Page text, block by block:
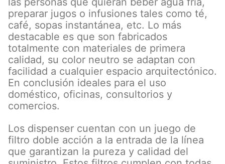
preparar jugos o infusiones tales como té,
café, sopas instantánea, etc. Lo más
destacable es que son fabricados
totalmente con materiales de primera
calidad, su color neutro se adaptan con
facilidad a cualquier espacio arquitectónico.
En conclusión ideales para el uso
doméstico, oficinas, consultorios y
comercios.
Los dispenser cuentan con un juego de
filtro doble acción a la entrada de la línea
que garantizan la pureza y calidad del